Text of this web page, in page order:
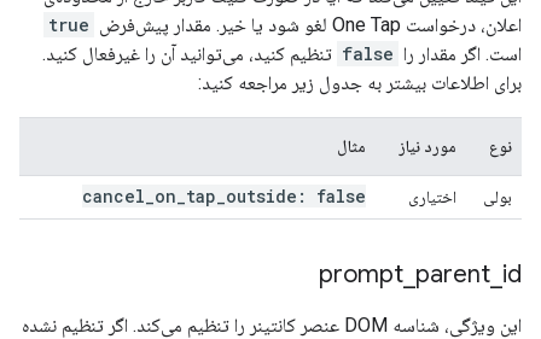
اعلان، درخواست One Tap لغو شود یا خیر. مقدار پیش‌فرض
true
است. اگر مقدار را false تنظیم کنید، می‌توانید آن را غیرفعال کنید.
برای اطلاعات بیشتر به جدول زیر مراجعه کنید:
نوع مورد نیاز مثال
بولی اختیاری cancel on tap outside: false
prompt parent id
این ویژگی، شناسه DOM عنصر کانتینر را تنظیم می‌کند. اگر تنظیم نشده